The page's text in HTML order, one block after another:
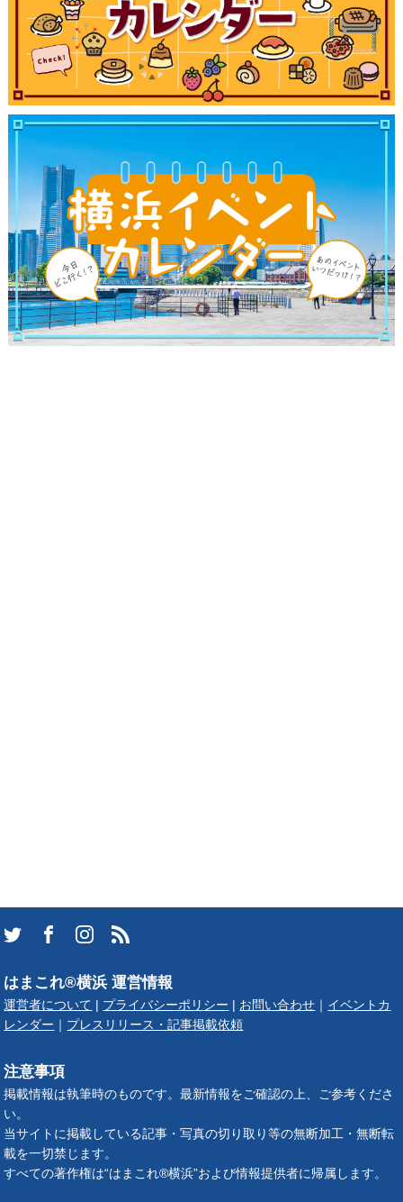
はまこれ®横浜 運営情報
運営者について プライバシーポリシー お問い合わせ
イベントカ
レンダー
プレスリリース・記事掲載依頼
注意事項
掲載情報は執筆時のものです。最新情報をご確認の上、ご参考くださ
い。
当サイトに掲載している記事・写真の切り取り等の無断加工・無断転
載を一切禁じます。
すべての著作権は“はまこれ®横浜”および情報提供者に帰属します。